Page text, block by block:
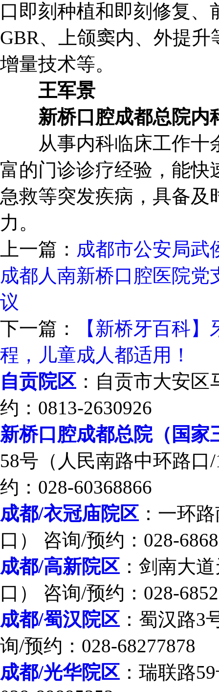
口即刻种植和即刻修复
GBR、上颌窦内、外提
增量技术等。
王军景
新桥口腔成都总院内
从事内科临床工作十
富的门诊诊疗经验，能快
急救等突发疾病，具备
力。
上一篇： 成都市公安局武
成都人南新桥口腔医院
议
下一篇：
【新桥牙百科
程，儿童成人都适用！
自贡院区 ：自贡市大安
约：0813-2630926
新桥口腔成都总院（国家
58号（人民南路中环路
约：028-60368866
成都/衣冠庙院区 ：一环
口） 咨询/预约：028-
成都/高新院区 ：剑南大
口） 咨询/预约：028-
成都/蜀汉院区 ：蜀汉路3
询/预约：028-68277878
成都/光华院区 ：瑞联路